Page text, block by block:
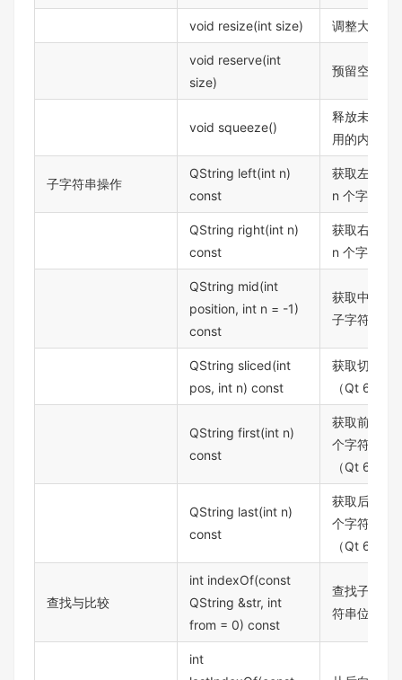
void resize(int size) 调整大小
void reserve(int
size)
预留空间
void squeeze()
释放未使
用的内存
子字符串操作
QString left(int n)
const
获取左边
n 个字符
QString right(int n)
const
获取右边
n 个字符
QString mid(int
position, int n = -1)
const
获取中间
子字符串
QString sliced(int
pos, int n) const
获取切片
（Qt 6）
QString first(int n)
const
获取前 n
个字符
（Qt 6）
QString last(int n)
const
获取后 n
个字符
（Qt 6）
查找与比较
int indexOf(const
QString &str, int
from = 0) const
查找子字
符串位置
int